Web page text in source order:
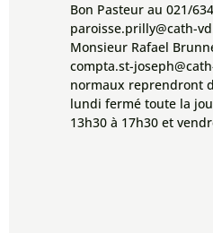
Bon Pasteur au 021/
paroisse.prilly@cath-
Monsieur Rafael
compta.st-
normaux reprendront
lundi fermé toute la
13h30 à 17h30 et